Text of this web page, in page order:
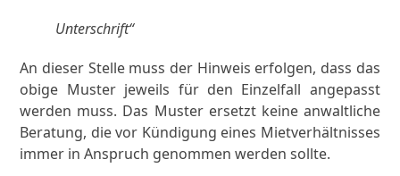
Unterschrift“
An dieser Stelle muss der Hinweis erfolgen, dass das
obige Muster jeweils für den Einzelfall angepasst
werden muss. Das Muster ersetzt keine anwaltliche
Beratung, die vor Kündigung eines Mietverhältnisses
immer in Anspruch genommen werden sollte.